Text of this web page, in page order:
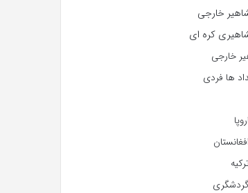
خارجی
کره ای
خارجی
ها فردی